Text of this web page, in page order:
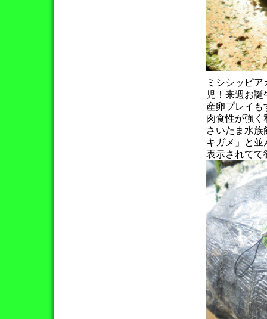
ミシシッピ
児！来週お誕
産卵プレイも
肉食性が強く
さいたま水
キガメ」と並
表示されてて